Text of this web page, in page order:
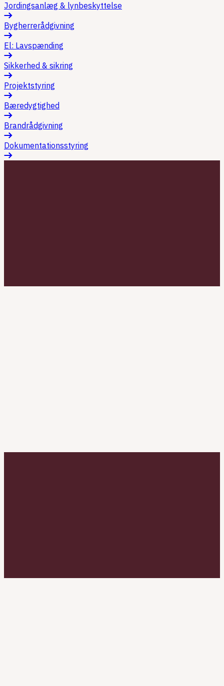
Jordingsanlæg & lynbeskyttelse
Bygherrerådgivning
El: Lavspænding
Sikkerhed & sikring
Projektstyring
Bæredygtighed
Brandrådgivning
Dokumentationsstyring
stærkstrømsingeniør,Albertslund
stærkstrømsingeniør,Albertslund
Albertslund